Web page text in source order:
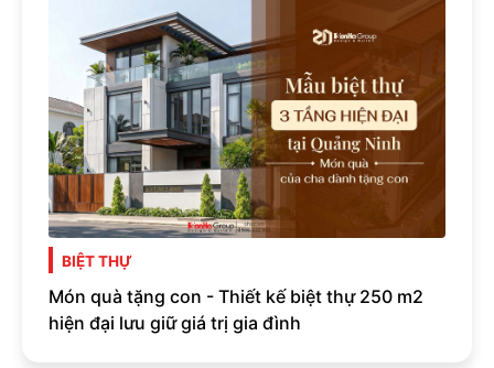
BIỆT THỰ
Món quà tặng con - Thiết kế biệt thự 250 m2
hiện đại lưu giữ giá trị gia đình